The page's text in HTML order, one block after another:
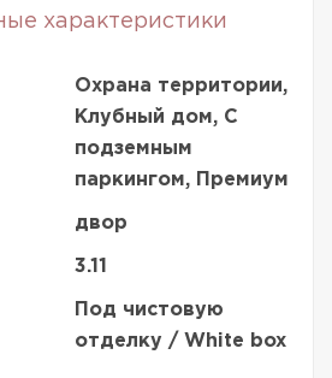
характеристики
Охрана территории,
Клубный дом, С
подземным
паркингом, Премиум
двор
3.11
Под чистовую
отделку / White box